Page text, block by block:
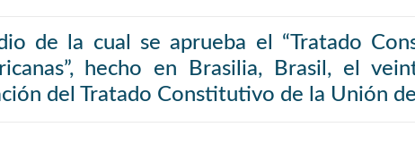
de la cual se aprueba el “Tratado
hecho en Brasilia, Brasil, el
del Tratado Constitutivo de la Unión